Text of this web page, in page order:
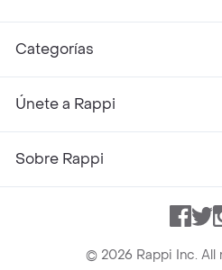
Categorías
Únete a Rappi
Sobre Rappi
© 2026 Rappi Inc.